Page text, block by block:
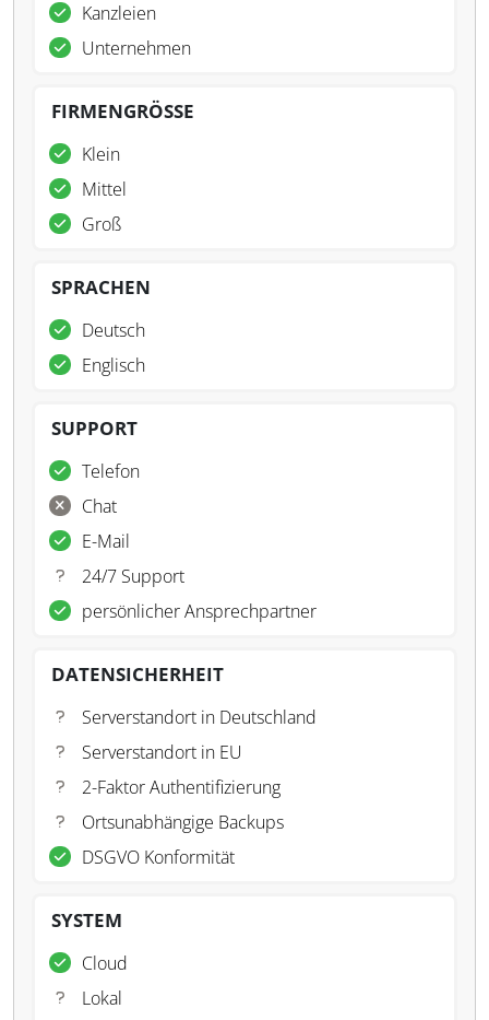
Kanzleien
Unternehmen
FIRMENGRÖSSE
Klein
Mittel
Groß
SPRACHEN
Deutsch
Englisch
SUPPORT
Telefon
Chat
E-Mail
24/7 Support
persönlicher Ansprechpartner
DATENSICHERHEIT
Serverstandort in Deutschland
Serverstandort in EU
2-Faktor Authentifizierung
Ortsunabhängige Backups
DSGVO Konformität
SYSTEM
Cloud
Lokal